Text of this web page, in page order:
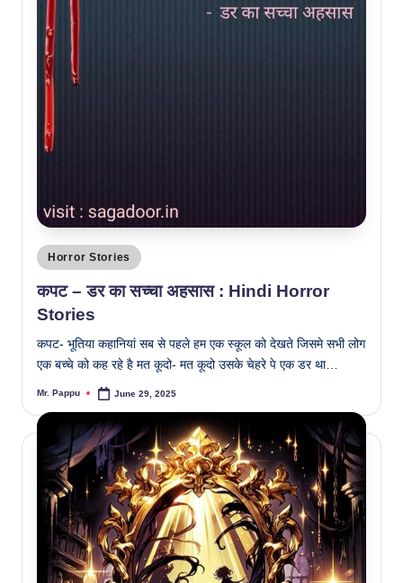
Posted
in
Horror Stories
कपट – डर का सच्चा अहसास : Hindi Horror
Stories
कपट- भूतिया कहानियां सब से पहले हम एक स्कूल को देखते जिसमे सभी लोग
एक बच्चे को कह रहे है मत कूदो- मत कूदो उसके चेहरे पे एक डर था…
Posted
Mr. Pappu June 29, 2025